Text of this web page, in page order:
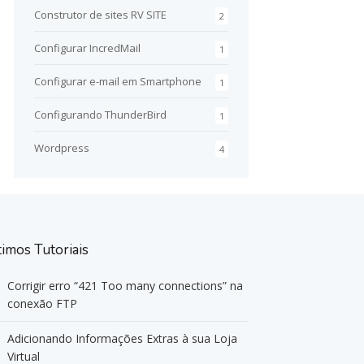
2
Construtor de sites RV SITE
1
Configurar IncredMail
1
Configurar e-mail em Smartphone
1
Configurando ThunderBird
4
Wordpress
Tutoriais
Corrigir erro “421 Too many connections” na
conexão FTP
Adicionando Informações Extras à sua Loja
Virtual